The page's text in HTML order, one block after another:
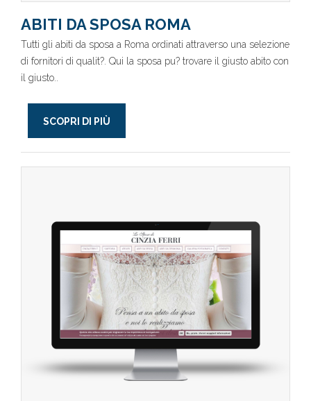
ABITI DA SPOSA ROMA
Tutti gli abiti da sposa a Roma ordinati attraverso una selezione
di fornitori di qualit?. Qui la sposa pu? trovare il giusto abito con
il giusto..
SCOPRI DI PIÙ